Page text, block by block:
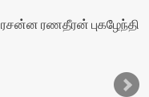
ரணதீரன் புகழேந்தி